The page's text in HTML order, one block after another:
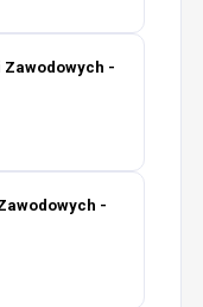
Zawodowych -
-